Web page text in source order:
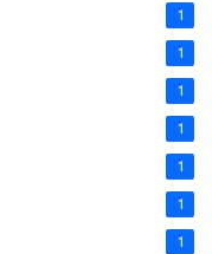
1
1
1
1
1
1
1